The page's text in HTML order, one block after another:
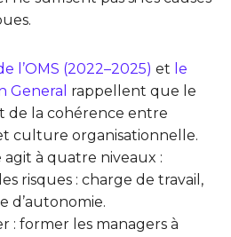
l’OMS (2022–2025) et le
General rappellent que le
de la cohérence entre
culture organisationnelle.
à quatre niveaux :
risques : charge de travail,
d’autonomie.
: former les managers à